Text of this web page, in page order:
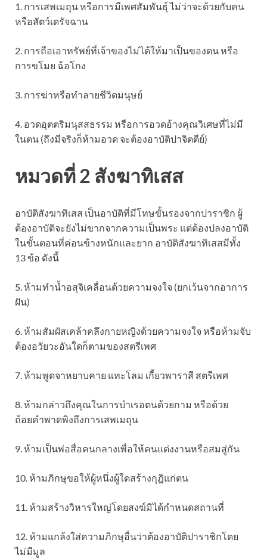
1. การเสพเมถุน หรือการมีเพศสัมพันธุ์ ไม่ว่าจะด้วยกับคน
หรือสัตว์เดรัจฉาน
2. การถือเอาทรัพย์ที่เจ้าของไม่ได้ให้มาเป็นของตน หรือ
การขโมย ฉ้อโกง
3. การฆ่าหรือทำลายชีวิตมนุษย์
4. อวดอุตตริมนุสสธรรม หรือการอวดอ้างคุณวิเศษที่ไม่มี
ในตน (ถึงมีจริงก็ห้ามอวด จะต้องอาบัติปาจิตตีย์)
หมวดที่ 2 สังฆาทิเสส
อาบัติสังฆาทิเสส เป็นอาบัติที่มีโทษขั้นรองจากปาราชิก ผู้
ต้องอาบัติจะยังไม่ขากจากความเป็นพระ แต่ต้องปลงอาบัติ
ในขั้นตอนที่ค่อนข้างหนักและยาก อาบัติสังฆาทิเสสมีทั้ง
13 ข้อ ดังนี้
5. ห้ามทำน้ำอสุจิเคลื่อนด้วยความจงใจ (ยกเว้นจากอาการ
ฝัน)
6. ห้ามสัมผัสเคล้าคลึงกายหญิงด้วยความจงใจ หรือห้ามจับ
ต้องอวัยวะอันใดก็ตามของสตรีเพศ
7. ห้ามพูดจาหยาบคาย แทะโลม เกี้ยวพาราสี สตรีเพศ
8. ห้ามกล่าวถึงคุณในการบำเรอตนด้วยกาม หรือด้วย
ถ้อยคำพาดพิงถึงการเสพเมถุน
9. ห้ามเป็นพ่อสื่อคนกลางเพื่อให้คนแต่งงานหรือสมสู่กัน
10. ห้ามภิกษุขอให้ผู้หนึ่งผู้ใดสร้างกุฎิแก่ตน
11. ห้ามสร้างวิหารใหญ่โดยสงฆ์มิได้กำหนดสถานที่
12. ห้ามแกล้งใส่ความภิกษุอื่นว่าต้องอาบัติปาราชิกโดย
ไม่มีมูล